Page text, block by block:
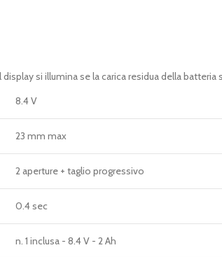
si illumina se la carica residua della
8.4 V
23 mm max
2 aperture + taglio progressivo
0.4 sec
n. 1 inclusa - 8.4 V - 2 Ah